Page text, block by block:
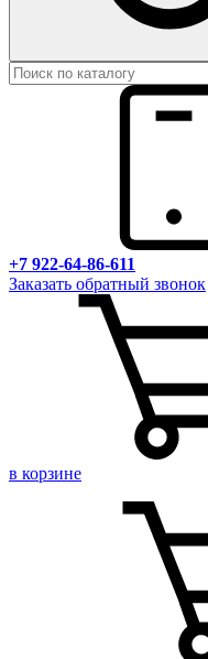
+7 922-64-86-611
Заказать обратный звонок
в корзине